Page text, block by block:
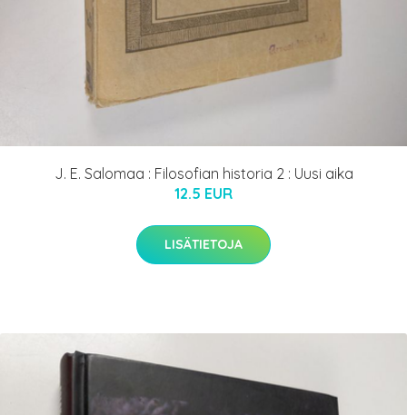
J. E. Salomaa : Filosofian historia 2 : Uusi aika
12.5 EUR
LISÄTIETOJA